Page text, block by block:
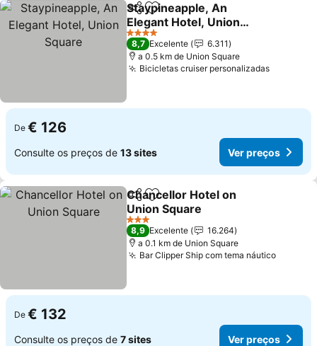
PartilharAdicionar aos favoritos
Staypineapple, An
Elegant Hotel, Union
Square
Ver preços
4 Estrelas
8,7 Excelente
6.311
a 0.5 km de Union Square
Bicicletas cruiser personalizadasVer
De € 126
Consulte os preços de 13 sites Ver preços
PartilharAdicionar aos favoritos
Chancellor Hotel on
Union Square
Ver preços
3 Estrelas
8,9 Excelente
16.264
a 0.1 km de Union Square
Bar Clipper Ship com tema náuticoVer
De € 132
Consulte os preços de 7 sites Ver preços